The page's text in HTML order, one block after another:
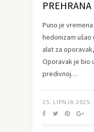
PREHRANA
Puno je
hedonizam
alat za
Oporavak je bio
predivnoj…
25. LIPNJA 2025.